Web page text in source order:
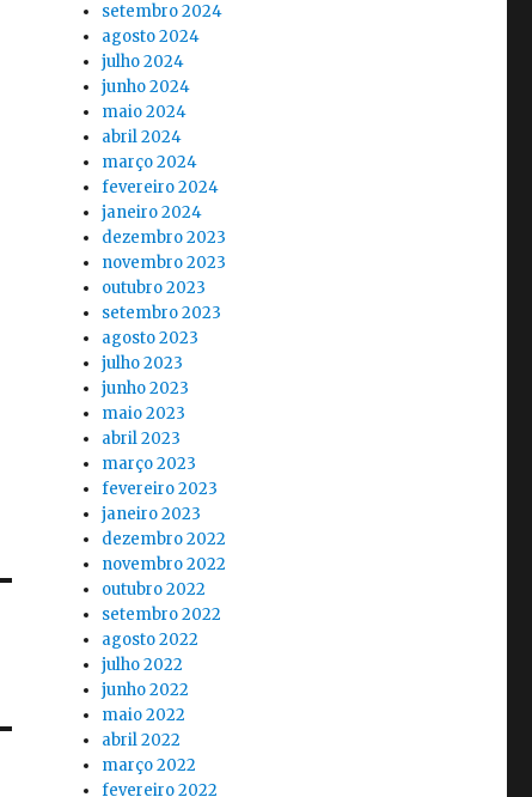
setembro 2024
agosto 2024
julho 2024
junho 2024
maio 2024
abril 2024
março 2024
fevereiro 2024
janeiro 2024
dezembro 2023
novembro 2023
outubro 2023
setembro 2023
agosto 2023
julho 2023
junho 2023
maio 2023
abril 2023
março 2023
fevereiro 2023
janeiro 2023
dezembro 2022
novembro 2022
outubro 2022
setembro 2022
agosto 2022
julho 2022
junho 2022
maio 2022
abril 2022
março 2022
fevereiro 2022